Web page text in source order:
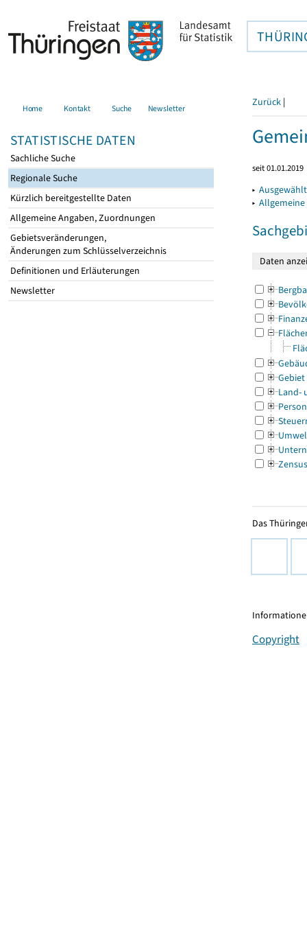
Home Kontakt Suche Newsletter
STATISTISCHE DATEN
Sachliche Suche
Regionale Suche
Kürzlich bereitgestellte Daten
Allgemeine Angaben, Zuordnungen
Gebietsveränderungen,
Änderungen zum Schlüsselverzeichnis
Definitionen und Erläuterungen
Newsletter
Zurück |
seit 01.01.2019
▸
▸
Gebiet
Land-
Zensus
Das
Copyright